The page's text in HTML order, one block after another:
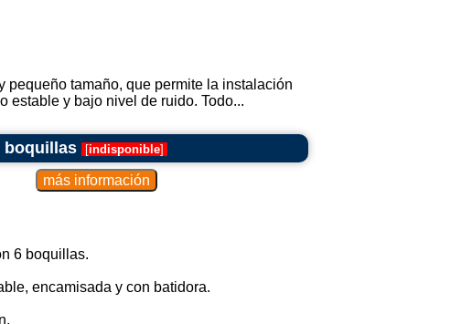
pequeño tamaño, que permite la instalación
estable y bajo nivel de ruido. Todo...
boquillas [indisponible]
6 boquillas.
encamisada y con batidora.